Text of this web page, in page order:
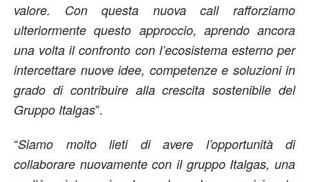
valore. Con questa nuova call rafforziamo
ulteriormente questo approccio, aprendo ancora
una volta il confronto con l’ecosistema esterno per
intercettare nuove idee, competenze e soluzioni in
grado di contribuire alla crescita sostenibile del
Gruppo Italgas”.
“Siamo molto lieti di avere l’opportunità di
collaborare nuovamente con il gruppo Italgas, una